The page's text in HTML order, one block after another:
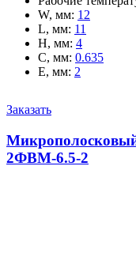
W, мм: 12
L, мм: 11
H, мм: 4
C, мм: 0.635
E, мм: 2
Заказать
Микрополосковый
2ФВМ-6.5-2